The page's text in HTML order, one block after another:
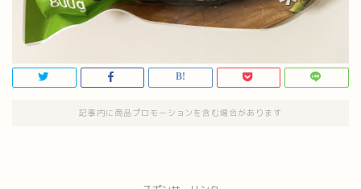
記事内に商品プロモーションを含む場合があります